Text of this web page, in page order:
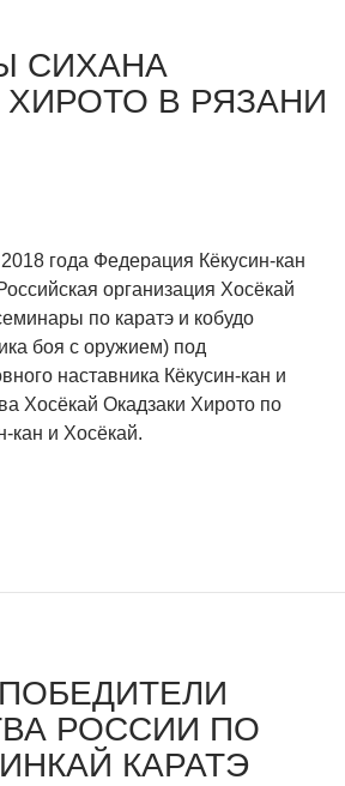
СИХАНА
ХИРОТО В РЯЗАНИ
года Федерация Кёкусин-кан
организация Хосёкай
по каратэ и кобудо
боя с оружием) под
наставника Кёкусин-кан и
Хосёкай Окадзаки Хирото по
кан и Хосёкай.
РОССИИ ПО
КАРАТЭ